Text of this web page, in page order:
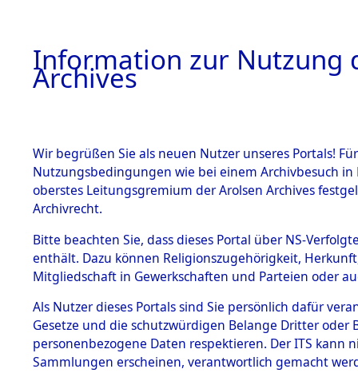
BESTÄNDE
1.
mente
5. Verschiedenes
5.3
Todesmärsche
0094
Information zur Nutzung
Archives
Wir begrüßen Sie als neuen Nutzer unseres Portals!
Nutzungsbedingungen wie bei einem Archivbesuch
oberstes Leitungsgremium der Arolsen Archives
Archivrecht.
Bitte beachten Sie, dass dieses Portal über NS-
enthält. Dazu können Religionszugehörigkeit,
Mitgliedschaft in Gewerkschaften und Parteien oder
Als Nutzer dieses Portals sind Sie persönlich dafür
Gesetze und die schutzwürdigen Belange Dritter
personenbezogene Daten respektieren. Der ITS
Sammlungen erscheinen, verantwortlich gemacht